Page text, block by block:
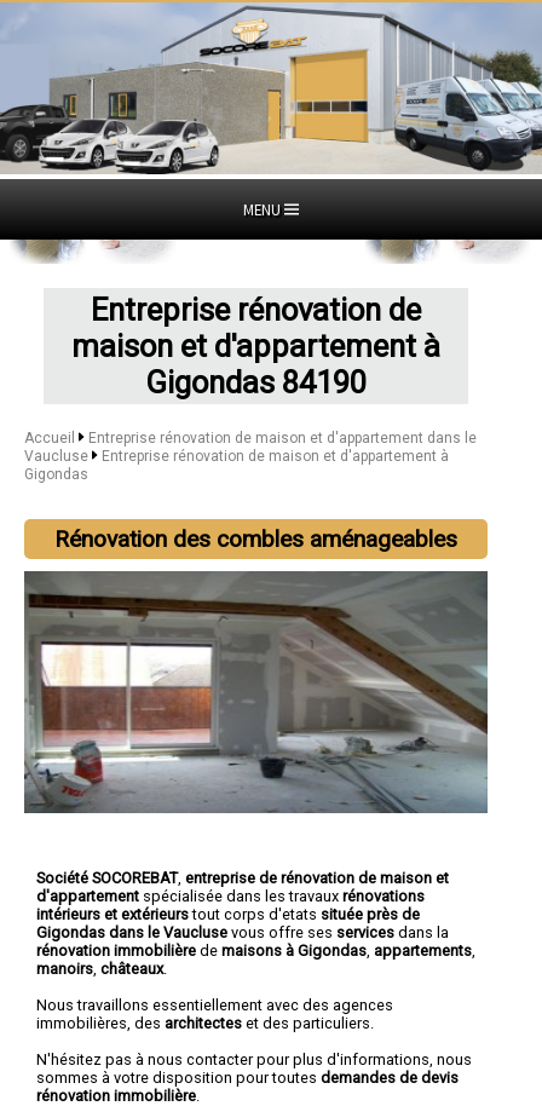
MENU
Entreprise rénovation de
maison et d'appartement à
Gigondas 84190
Accueil
Entreprise rénovation de maison et d'appartement dans le
Vaucluse
Entreprise rénovation de maison et d'appartement à
Gigondas
Rénovation des combles aménageables
Société SOCOREBAT, entreprise de rénovation de maison et
d'appartement spécialisée dans les travaux rénovations
intérieurs et extérieurstout corps d'etats située près de
Gigondas dans le Vaucluse vous offre ses services dans la
rénovation immobilière de maisons à Gigondas appartements
manoirs châteaux.
Nous travaillons essentiellement avec des agences
immobilières, des architectes et des particuliers.
N'hésitez pas à nous contacter pour plus d'informations, nous
sommes à votre disposition pour toutes demandes de devis
rénovation immobilière